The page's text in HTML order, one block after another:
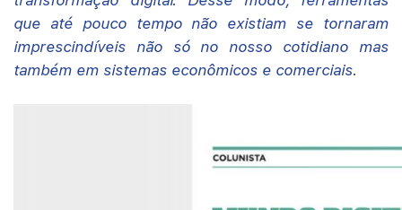
que até pouco tempo não existiam se tornaram
imprescindíveis não só no nosso cotidiano mas
também em sistemas econômicos e comerciais.